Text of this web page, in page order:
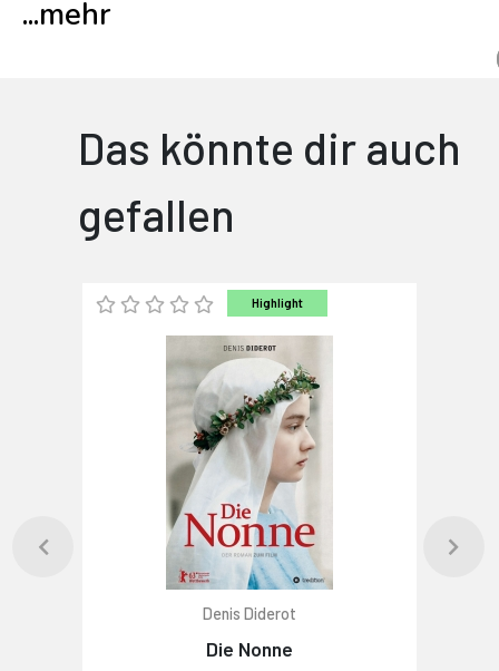
...mehr
Das könnte dir auch
gefallen
Highlight
Denis Diderot
Die Nonne